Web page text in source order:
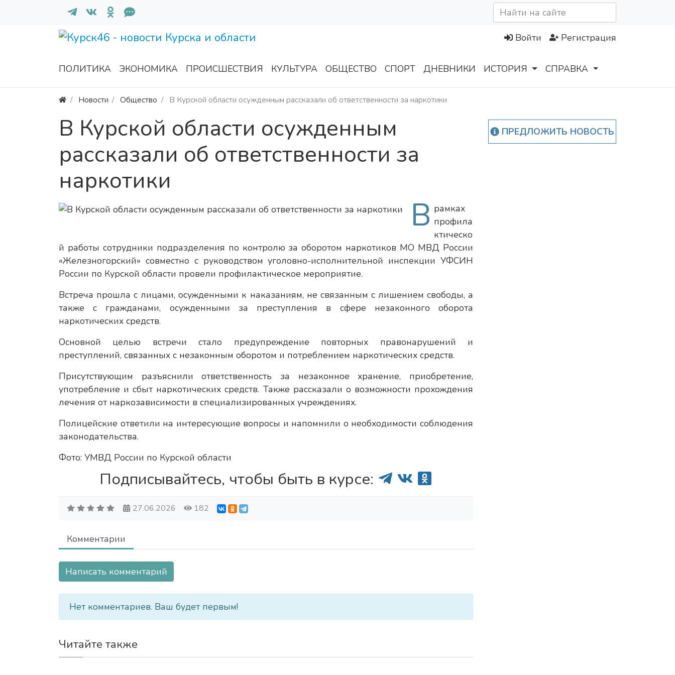
Войти Регистрация
ПОЛИТИКА ЭКОНОМИКА ПРОИСШЕСТВИЯ КУЛЬТУРА ОБЩЕСТВО СПОРТ ДНЕВНИКИ ИСТОРИЯ СПРАВКА
Новости Общество В Курской области осужденным рассказали об ответственности за наркотики
В Курской области осужденным
рассказали об ответственности за
наркотики
В рамках
профила
ктическо
й работы сотрудники подразделения по контролю за оборотом наркотиков МО МВД России
«Железногорский» совместно с руководством уголовно-исполнительной инспекции УФСИН
России по Курской области провели профилактическое мероприятие.
Встреча прошла с лицами, осужденными к наказаниям, не связанным с лишением свободы, а
также с гражданами, осужденными за преступления в сфере незаконного оборота
наркотических средств.
Основной целью встречи стало предупреждение повторных правонарушений и
преступлений, связанных с незаконным оборотом и потреблением наркотических средств.
Присутствующим разъяснили ответственность за незаконное хранение, приобретение,
употребление и сбыт наркотических средств. Также рассказали о возможности прохождения
лечения от наркозависимости в специализированных учреждениях.
Полицейские ответили на интересующие вопросы и напомнили о необходимости соблюдения
законодательства.
Фото: УМВД России по Курской области
Подписывайтесь, чтобы быть в курсе:
27.06.2026 182
Комментарии
Написать комментарий
Нет комментариев. Ваш будет первым!
Читайте также
ПРЕДЛОЖИТЬ НОВОСТЬ